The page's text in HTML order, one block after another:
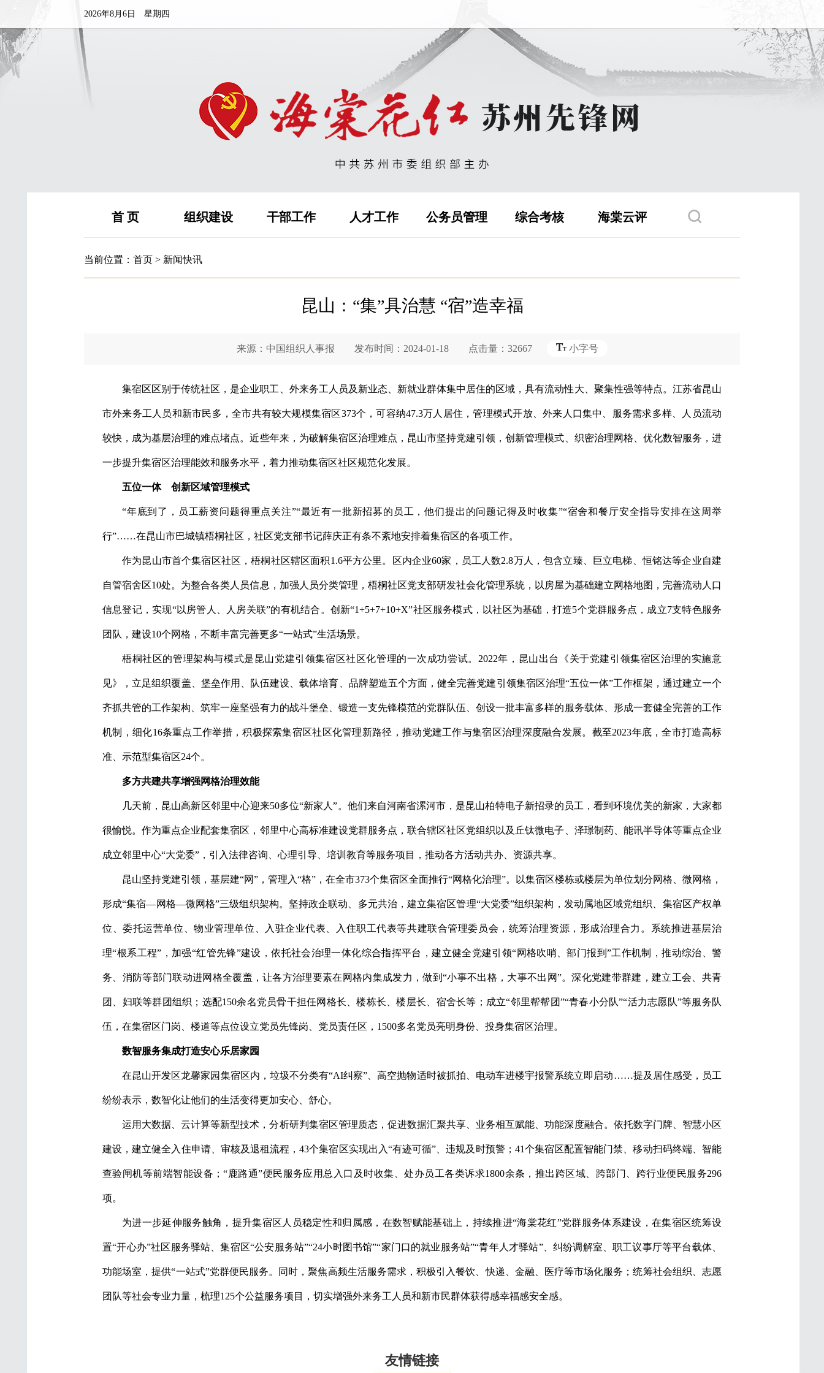
2026年8月6日 星期四
首 页 组织建设 干部工作 人才工作 公务员管理 综合考核 海棠云评
当前位置： 首页 > 新闻快讯
昆山：“集”具治慧 “宿”造幸福
来源：中国组织人事报 发布时间：2024-01-18 点击量：32667 小字号
集宿区区别于传统社区，是企业职工、外来务工人员及新业态、新就业群体集中居住的区域，具有流动性大、聚集性强等特点。江苏省昆山
市外来务工人员和新市民多，全市共有较大规模集宿区373个，可容纳47.3万人居住，管理模式开放、外来人口集中、服务需求多样、人员流动
较快，成为基层治理的难点堵点。近些年来，为破解集宿区治理难点，昆山市坚持党建引领，创新管理模式、织密治理网格、优化数智服务，进
一步提升集宿区治理能效和服务水平，着力推动集宿区社区规范化发展。
五位一体 创新区域管理模式
“年底到了，员工薪资问题得重点关注”“最近有一批新招募的员工，他们提出的问题记得及时收集”“宿舍和餐厅安全指导安排在这周举
行”……在昆山市巴城镇梧桐社区，社区党支部书记薛庆正有条不紊地安排着集宿区的各项工作。
作为昆山市首个集宿区社区，梧桐社区辖区面积1.6平方公里。区内企业60家，员工人数2.8万人，包含立臻、巨立电梯、恒铭达等企业自建
自管宿舍区10处。为整合各类人员信息，加强人员分类管理，梧桐社区党支部研发社会化管理系统，以房屋为基础建立网格地图，完善流动人口
信息登记，实现“以房管人、人房关联”的有机结合。创新“1+5+7+10+X”社区服务模式，以社区为基础，打造5个党群服务点，成立7支特色服务
团队，建设10个网格，不断丰富完善更多“一站式”生活场景。
梧桐社区的管理架构与模式是昆山党建引领集宿区社区化管理的一次成功尝试。2022年，昆山出台《关于党建引领集宿区治理的实施意
见》，立足组织覆盖、堡垒作用、队伍建设、载体培育、品牌塑造五个方面，健全完善党建引领集宿区治理“五位一体”工作框架，通过建立一个
齐抓共管的工作架构、筑牢一座坚强有力的战斗堡垒、锻造一支先锋模范的党群队伍、创设一批丰富多样的服务载体、形成一套健全完善的工作
机制，细化16条重点工作举措，积极探索集宿区社区化管理新路径，推动党建工作与集宿区治理深度融合发展。截至2023年底，全市打造高标
准、示范型集宿区24个。
多方共建共享增强网格治理效能
几天前，昆山高新区邻里中心迎来50多位“新家人”。他们来自河南省漯河市，是昆山柏特电子新招录的员工，看到环境优美的新家，大家都
很愉悦。作为重点企业配套集宿区，邻里中心高标准建设党群服务点，联合辖区社区党组织以及丘钛微电子、泽璟制药、能讯半导体等重点企业
成立邻里中心“大党委”，引入法律咨询、心理引导、培训教育等服务项目，推动各方活动共办、资源共享。
昆山坚持党建引领，基层建“网”，管理入“格”，在全市373个集宿区全面推行“网格化治理”。以集宿区楼栋或楼层为单位划分网格、微网格，
形成“集宿—网格—微网格”三级组织架构。坚持政企联动、多元共治，建立集宿区管理“大党委”组织架构，发动属地区域党组织、集宿区产权单
位、委托运营单位、物业管理单位、入驻企业代表、入住职工代表等共建联合管理委员会，统筹治理资源，形成治理合力。系统推进基层治
理“根系工程”，加强“红管先锋”建设，依托社会治理一体化综合指挥平台，建立健全党建引领“网格吹哨、部门报到”工作机制，推动综治、警
务、消防等部门联动进网格全覆盖，让各方治理要素在网格内集成发力，做到“小事不出格，大事不出网”。深化党建带群建，建立工会、共青
团、妇联等群团组织；选配150余名党员骨干担任网格长、楼栋长、楼层长、宿舍长等；成立“邻里帮帮团”“青春小分队”“活力志愿队”等服务队
伍，在集宿区门岗、楼道等点位设立党员先锋岗、党员责任区，1500多名党员亮明身份、投身集宿区治理。
数智服务集成打造安心乐居家园
在昆山开发区龙馨家园集宿区内，垃圾不分类有“AI纠察”、高空抛物适时被抓拍、电动车进楼宇报警系统立即启动……提及居住感受，员工
纷纷表示，数智化让他们的生活变得更加安心、舒心。
运用大数据、云计算等新型技术，分析研判集宿区管理质态，促进数据汇聚共享、业务相互赋能、功能深度融合。依托数字门牌、智慧小区
建设，建立健全入住申请、审核及退租流程，43个集宿区实现出入“有迹可循”、违规及时预警；41个集宿区配置智能门禁、移动扫码终端、智能
查验闸机等前端智能设备；“鹿路通”便民服务应用总入口及时收集、处办员工各类诉求1800余条，推出跨区域、跨部门、跨行业便民服务296
项。
为进一步延伸服务触角，提升集宿区人员稳定性和归属感，在数智赋能基础上，持续推进“海棠花红”党群服务体系建设，在集宿区统筹设
置“开心办”社区服务驿站、集宿区“公安服务站”“24小时图书馆”“家门口的就业服务站”“青年人才驿站”、纠纷调解室、职工议事厅等平台载体、
功能场室，提供“一站式”党群便民服务。同时，聚焦高频生活服务需求，积极引入餐饮、快递、金融、医疗等市场化服务；统筹社会组织、志愿
团队等社会专业力量，梳理125个公益服务项目，切实增强外来务工人员和新市民群体获得感幸福感安全感。
友情链接